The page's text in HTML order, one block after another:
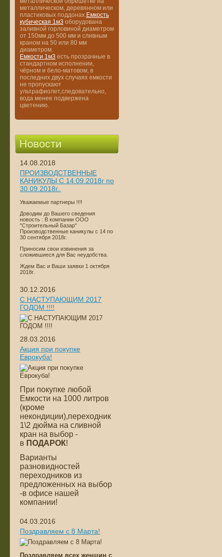
металлическом, деревянном или
пластиковых поддонах.Емкость
кубическая 1м3 оборудована
заливной горловиной диаметром
от 150мм до 500 мм и сливным
краном на 50 или 80 мм
диаметром.
Емкости 1м3 есть прозрачные в
стандартном исполнении,
чёрном и бело-матовом, в
последних двух случаях емкости
не пропускают
ультрафиолет,следовательно,
вода менее подвержена
цветению.
14.08.2018
ПРОИЗВОДСТВЕННЫЕ
КАНИКУЛЫ С 14.09.2018г по
30.09.2018г..
Уважаемые партнеры !!!!
Доводим до Вашего сведения
новость : В компании ООО
"Строительный Базар"
Производственные каникулы с 14 по
30 сентября 2018г.
Приносим свои извинения за
сложившиеся для Вас неудобства.
Ждем Вас и Ваши заявки 1 октября
2018г.
30.12.2016
С НАСТУПАЮЩИМ 2017
ГОДОМ !!!!
28.03.2016
Акция при покупке
Еврокуба!
При покупке любой
Емкости на 1000 литров
(кроме
некондиции),переходник
1\2 дюйма на сливной
кран на выбор -
в ПОДАРОК!
Варианты
разновидностей
переходников из
предложенных на выбор
-в офисе нашей
компании!
04.03.2016
Поздравляем с 8 Марта!
Поздравляем всех женщин с